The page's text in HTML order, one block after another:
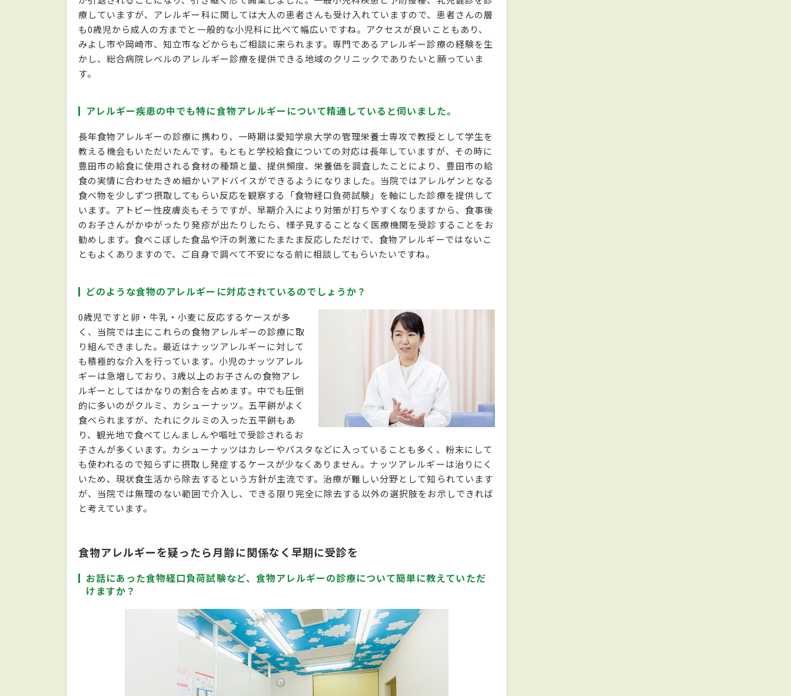
療していますが、アレルギー科に関しては大人の患者さんも受け入れていますので、患者さんの層
も0歳児から成人の方までと一般的な小児科に比べて幅広いですね。アクセスが良いこともあり、
みよし市や岡崎市、知立市などからもご相談に来られます。専門であるアレルギー診療の経験を生
かし、総合病院レベルのアレルギー診療を提供できる地域のクリニックでありたいと願っていま
す。
アレルギー疾患の中でも特に食物アレルギーについて精通していると伺いました。
長年食物アレルギーの診療に携わり、一時期は愛知学泉大学の管理栄養士専攻で教授として学生を
教える機会もいただいたんです。もともと学校給食についての対応は長年していますが、その時に
豊田市の給食に使用される食材の種類と量、提供頻度、栄養価を調査したことにより、豊田市の給
食の実情に合わせたきめ細かいアドバイスができるようになりました。当院ではアレルゲンとなる
食べ物を少しずつ摂取してもらい反応を観察する「食物経口負荷試験」を軸にした診療を提供して
います。アトピー性皮膚炎もそうですが、早期介入により対策が打ちやすくなりますから、食事後
のお子さんがかゆがったり発疹が出たりしたら、様子見することなく医療機関を受診することをお
勧めします。食べこぼした食品や汗の刺激にたまたま反応しただけで、食物アレルギーではないこ
ともよくありますので、ご自身で調べて不安になる前に相談してもらいたいですね。
どのような食物のアレルギーに対応されているのでしょうか？
0歳児ですと卵・牛乳・小麦に反応するケースが多
く、当院では主にこれらの食物アレルギーの診療に取
り組んできました。最近はナッツアレルギーに対して
も積極的な介入を行っています。小児のナッツアレル
ギーは急増しており、3歳以上のお子さんの食物アレ
ルギーとしてはかなりの割合を占めます。中でも圧倒
的に多いのがクルミ、カシューナッツ。五平餅がよく
食べられますが、たれにクルミの入った五平餅もあ
り、観光地で食べてじんましんや嘔吐で受診されるお
子さんが多くいます。カシューナッツはカレーやパスタなどに入っていることも多く、粉末にして
も使われるので知らずに摂取し発症するケースが少なくありません。ナッツアレルギーは治りにく
いため、現状食生活から除去するという方針が主流です。治療が難しい分野として知られています
が、当院では無理のない範囲で介入し、できる限り完全に除去する以外の選択肢をお示しできれば
と考えています。
食物アレルギーを疑ったら月齢に関係なく早期に受診を
お話にあった食物経口負荷試験など、食物アレルギーの診療について簡単に教えていただ
けますか？